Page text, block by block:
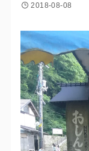
2018-08-08